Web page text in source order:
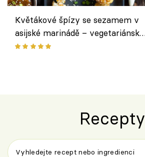
Květákové špízy se sezamem v
asijské marinádě – vegetariánská
chuťovka z grilu
Recepty